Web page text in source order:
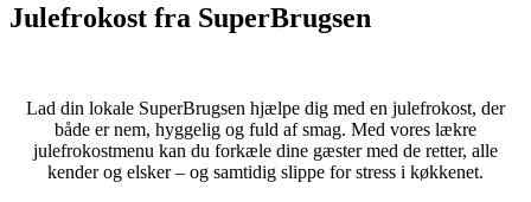
Julefrokost fra SuperBrugsen
Lad din lokale SuperBrugsen hjælpe dig med en julefrokost, der
både er nem, hyggelig og fuld af smag. Med vores lækre
julefrokostmenu kan du forkæle dine gæster med de retter, alle
kender og elsker – og samtidig slippe for stress i køkkenet.